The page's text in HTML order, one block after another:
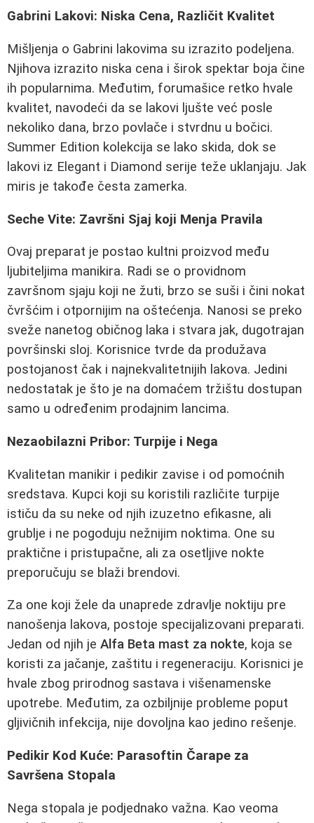
Gabrini Lakovi: Niska Cena, Različit Kvalitet
Mišljenja o Gabrini lakovima su izrazito podeljena.
Njihova izrazito niska cena i širok spektar boja čine
ih popularnima. Međutim, forumašice retko hvale
kvalitet, navodeći da se lakovi ljušte već posle
nekoliko dana, brzo povlače i stvrdnu u bočici.
Summer Edition kolekcija se lako skida, dok se
lakovi iz Elegant i Diamond serije teže uklanjaju. Jak
miris je takođe česta zamerka.
Seche Vite: Završni Sjaj koji Menja Pravila
Ovaj preparat je postao kultni proizvod među
ljubiteljima manikira. Radi se o providnom
završnom sjaju koji ne žuti, brzo se suši i čini nokat
čvršćim i otpornijim na oštećenja. Nanosi se preko
sveže nanetog običnog laka i stvara jak, dugotrajan
površinski sloj. Korisnice tvrde da produžava
postojanost čak i najnekvalitetnijih lakova. Jedini
nedostatak je što je na domaćem tržištu dostupan
samo u određenim prodajnim lancima.
Nezaobilazni Pribor: Turpije i Nega
Kvalitetan manikir i pedikir zavise i od pomoćnih
sredstava. Kupci koji su koristili različite turpije
ističu da su neke od njih izuzetno efikasne, ali
grublje i ne pogoduju nežnijim noktima. One su
praktične i pristupačne, ali za osetljive nokte
preporučuju se blaži brendovi.
Za one koji žele da unaprede zdravlje noktiju pre
nanošenja lakova, postoje specijalizovani preparati.
Jedan od njih je Alfa Beta mast za nokte, koja se
koristi za jačanje, zaštitu i regeneraciju. Korisnici je
hvale zbog prirodnog sastava i višenamenske
upotrebe. Međutim, za ozbiljnije probleme poput
gljivičnih infekcija, nije dovoljna kao jedino rešenje.
Pedikir Kod Kuće: Parasoftin Čarape za
Savršena Stopala
Nega stopala je podjednako važna. Kao veoma